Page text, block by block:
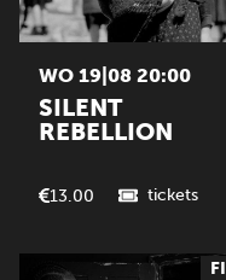
WO 19|08 20:00
SILENT
REBELLION
13.00 tickets